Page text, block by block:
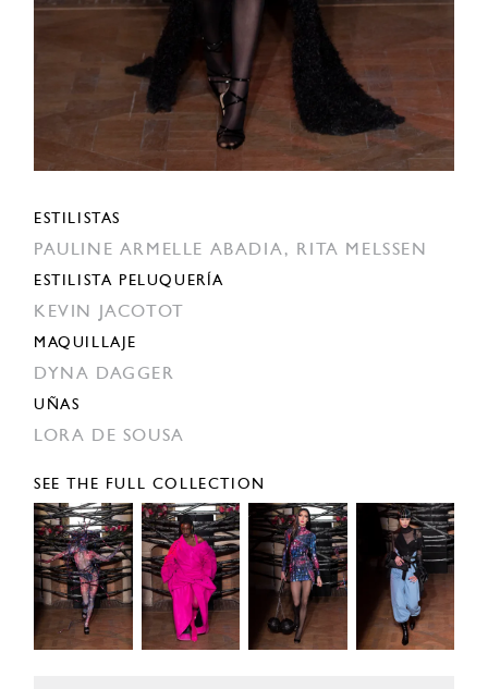
ESTILISTAS
PAULINE ARMELLE ABADIA, RITA MELSSEN
ESTILISTA PELUQUERÍA
KEVIN JACOTOT
MAQUILLAJE
DYNA DAGGER
UÑAS
LORA DE SOUSA
SEE THE FULL COLLECTION